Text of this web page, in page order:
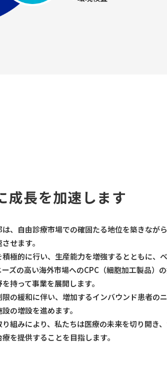
成⾧を加速します
、自由診療市場での確固たる地位を築きなが
せます。
極的に行い、生産能力を増強するとともに、
ーズの高い海外市場へのCPC（細胞加工製品）
持って事業を展開します。
の緩和に伴い、増加するインバウンド患者の
の増設を進めます。
り組みにより、私たちは医療の未来を切り開き
を提供することを目指します。